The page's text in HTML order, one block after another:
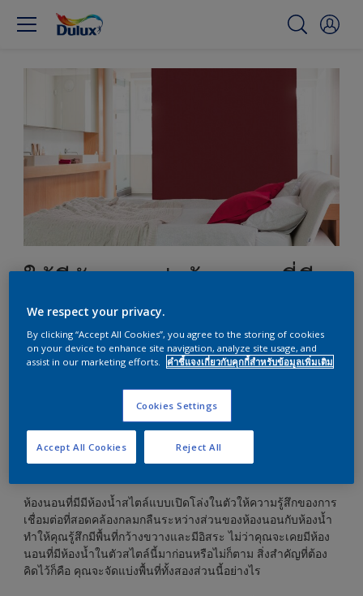
ใช้สีสันตกแต่งห้องนอนที่มี
ห้องน้ำสไตล์เปิดโล่งในตัว
ใช้สีสันในการตกแต่งห้องนอนพร้อมห้องน้ำในตัวแบบเปิด
โล่ง ซึ่งจะเชื่อมต่อห้องนอนและห้องน้ำในตัวได้อย่าง
ห้องนอนที่มีมีห้องน้ำสไตล์แบบเปิดโล่งในตัวให้ความรู้สึกของการ
เชื่อมต่อที่สอดคล้องกลมกลืนระหว่างส่วนของห้องนอนกับห้องน้ำ
ทำให้คุณรู้สึกมีพื้นที่กว้างขวางและมีอิสระ ไม่ว่าคุณจะเคยมีห้อง
นอนที่มีห้องน้ำในตัวสไตล์นี้มาก่อนหรือไม่ก็ตาม สิ่งสำคัญที่ต้อง
คิดไว้ก็คือ คุณจะจัดแบ่งพื้นที่ทั้งสองส่วนนี้อย่างไร
We respect your privacy.
By clicking “Accept All Cookies”, you agree to the storing of cookies
on your device to enhance site navigation, analyze site usage, and
assist in our marketing efforts.
คำชี้แจงเกี่ยวกับคุกกี้สำหรับข้อมูลเพิ่มเติม
Cookies Settings
Reject All
Accept All Cookies